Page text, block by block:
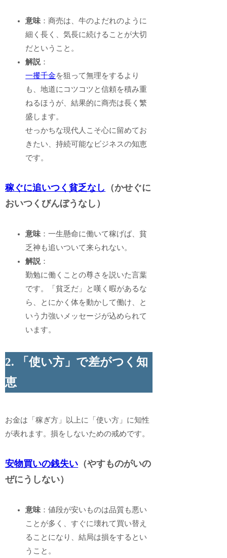
意味 ：商売は、牛のよだれのように
細く長く、気長に続けることが大切
だということ。
解説 ：
一攫千金を狙って無理をするより
も、地道にコツコツと信頼を積み重
ねるほうが、結果的に商売は長く繁
盛します。
せっかちな現代人こそ心に留めてお
きたい、持続可能なビジネスの知恵
です。
稼ぐに追いつく貧乏なし
（かせぐに
おいつくびんぼうなし）
意味 ：一生懸命に働いて稼げば、貧
乏神も追いついて来られない。
解説 ：
勤勉に働くことの尊さを説いた言葉
です。「貧乏だ」と嘆く暇があるな
ら、とにかく体を動かして働け、と
いう力強いメッセージが込められて
います。
2. 「使い方」で差がつく知
恵
お金は「稼ぎ方」以上に「使い方」に知性
が表れます。損をしないための戒めです。
安物買いの銭失い （やすものがいの
ぜにうしない）
意味：値段が安いものは品質も悪い
ことが多く、すぐに壊れて買い替え
ることになり、結局は損をするとい
うこと。